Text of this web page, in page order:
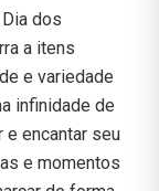
dos
a itens
e variedade
infinidade de
encantar seu
e momentos